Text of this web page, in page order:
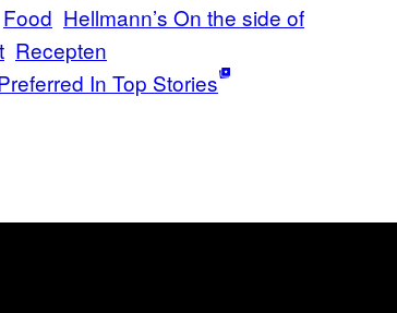
Food Hellmann’s On the side of
Recepten
In Top Stories